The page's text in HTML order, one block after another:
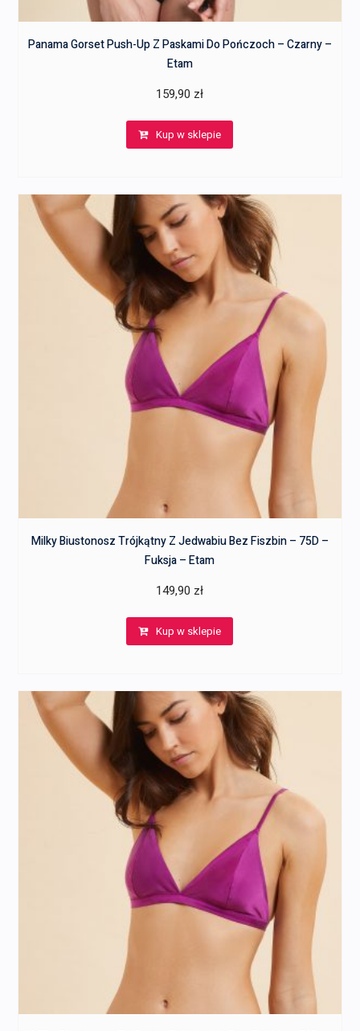
Panama Gorset Push-Up Z Paskami Do Pończoch – Czarny –
Etam
159,90 zł
Kup w sklepie
Milky Biustonosz Trójkątny Z Jedwabiu Bez Fiszbin – 75D –
Fuksja – Etam
149,90 zł
Kup w sklepie